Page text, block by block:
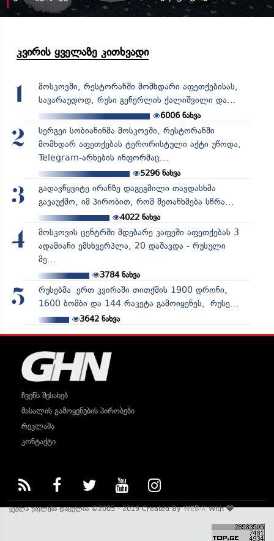
კვირის ყველაზე კითხვადი
1
მოსკოვში, რესტორანში მომხდარი აფეთქებისას,
სავარაუდოდ, რუსი გენერლის ქალიშვილი და...
6006ნახვა
2
სერგეი სობიანინმა მოსკოვში, რესტორანში
მომხდარ აფეთქებას ტერორისტული აქტი უწოდა,
Telegram-არხების ინფორმაც...
5296ნახვა
3
გადავწყვიტე ირანზე დაგეგმილი თავდასხმა
გავაუქმო, იმ პირობით, რომ შეთანხმება სწრა...
4022ნახვა
4
მოსკოვის ცენტრში მდებარე კაფეში აფეთქებას 3
ადამიანი ემსხვერპლა, 20 დაშავდა - რუსული
მე...
3784ნახვა
5
რუსებმა ერთ კვირაში თითქმის 1900 დრონი,
1600 ბომბი და 144 რაკეტა გამოიყენეს, რუსე...
3642ნახვა
ჩვენს შესახებ
მასალის გამოყენების პირობები
რეკლამა
კონტაქტი
ყველა უფლება დაცულია ©2005 - 2019 Created ByWEB-XWith